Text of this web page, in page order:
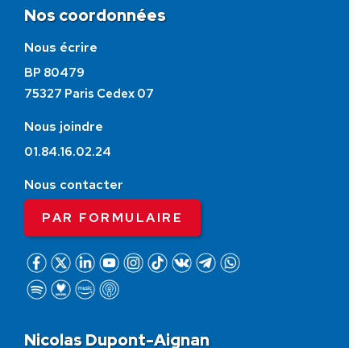
Nos coordonnées
Nous écrire
BP 80479
75327 Paris Cedex 07
Nous joindre
01.84.16.02.24
Nous contacter
PAR FORMULAIRE
Nicolas Dupont-Aignan